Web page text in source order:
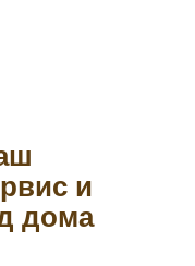
и
дома